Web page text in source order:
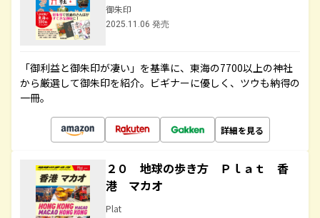
御朱印
2025.11.06 発売
「御利益と御朱印が凄い」を基準に、東海の7700以上の神社
から厳選して御朱印を紹介。ビギナーに優しく、ツウも納得の
一冊。
詳細を見る
２０ 地球の歩き方 Ｐｌａｔ 香
港 マカオ
Plat